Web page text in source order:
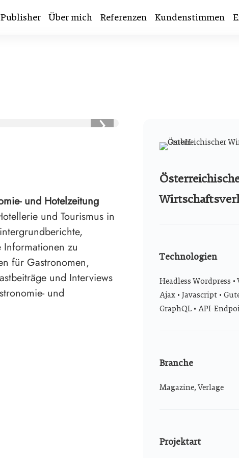
Publisher Über mich Referenzen Kundenstimmen
›
und Hotelzeitung
und Tourismus in
Informationen zu
für Gastronomen,
und Interviews
und
Technologien
Headless Wordpress •
Ajax • Javascript •
GraphQL • API-
Branche
Magazine, Verlage
Projektart